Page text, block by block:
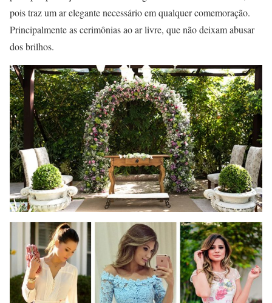
pois traz um ar elegante necessário em qualquer comemoração.
Principalmente as cerimônias ao ar livre, que não deixam abusar
dos brilhos.